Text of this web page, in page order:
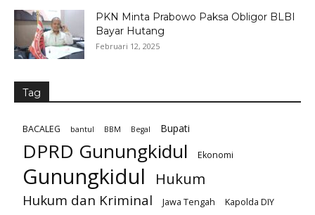
PKN Minta Prabowo Paksa Obligor BLBI
Bayar Hutang
Februari 12, 2025
Tag
BACALEG bantul BBM Begal Bupati
DPRD Gunungkidul Ekonomi
Gunungkidul Hukum
Hukum dan Kriminal Jawa Tengah
Kapolda DIY